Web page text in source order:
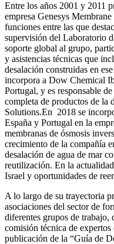
Entre los años 2001 y 2011
empresa Genesys
funciones entre las que
supervisión del Laboratorio
soporte global al grupo,
y asistencias técnicas que
desalación construidas en
incorpora a Dow Chemical
Portugal, y es responsable
completa de productos de la
Solutions.En 2018 se
España y Portugal en la
membranas de ósmosis
crecimiento de la compañía
desalación de agua de mar
reutilización. En la
Israel y oportunidades de
A lo largo de su trayectoria
asociaciones del sector de
diferentes grupos de trabajo,
comisión técnica de
publicación de la “Guía de